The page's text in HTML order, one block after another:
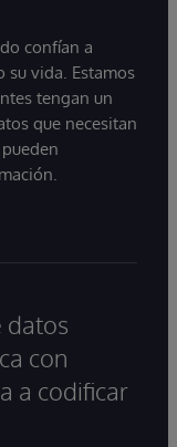
confían a
su vida. Estamos
tengan un
que necesitan
datos
con
a codificar